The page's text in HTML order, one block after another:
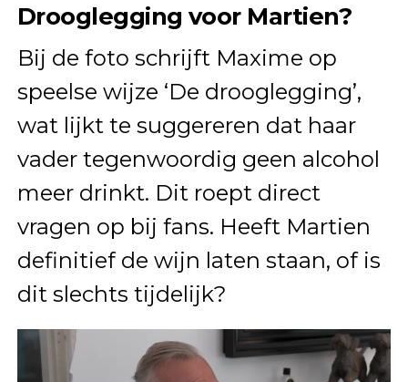
Drooglegging voor Martien?
Bij de foto schrijft Maxime op
speelse wijze ‘De drooglegging’,
wat lijkt te suggereren dat haar
vader tegenwoordig geen alcohol
meer drinkt. Dit roept direct
vragen op bij fans. Heeft Martien
definitief de wijn laten staan, of is
dit slechts tijdelijk?